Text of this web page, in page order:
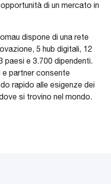
di un mercato in
dispone di una rete
5 hub digitali, 12
paesi e 3.700 dipendenti.
e partner consente
rapido alle esigenze dei
si trovino nel mondo.